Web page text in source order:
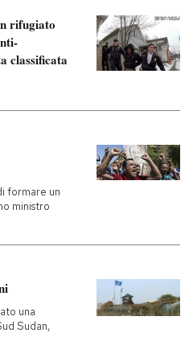
rifugiato
classificata
formare un
ministro
una
Sudan,